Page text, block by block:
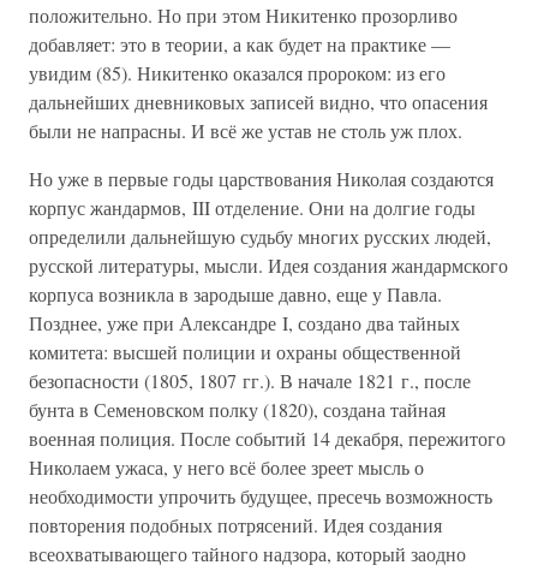
положительно. Но при этом Никитенко прозорливо
добавляет: это в теории, а как будет на практике —
увидим (85). Никитенко оказался пророком: из его
дальнейших дневниковых записей видно, что опасения
были не напрасны. И всё же устав не столь уж плох.
Но уже в первые годы царствования Николая создаются
корпус жандармов, III отделение. Они на долгие годы
определили дальнейшую судьбу многих русских людей,
русской литературы, мысли. Идея создания жандармского
корпуса возникла в зародыше давно, еще у Павла.
Позднее, уже при Александре I, создано два тайных
комитета: высшей полиции и охраны общественной
безопасности (1805, 1807 гг.). В начале 1821 г., после
бунта в Семеновском полку (1820), создана тайная
военная полиция. После событий 14 декабря, пережитого
Николаем ужаса, у него всё более зреет мысль о
необходимости упрочить будущее, пресечь возможность
повторения подобных потрясений. Идея создания
всеохватывающего тайного надзора, который заодно